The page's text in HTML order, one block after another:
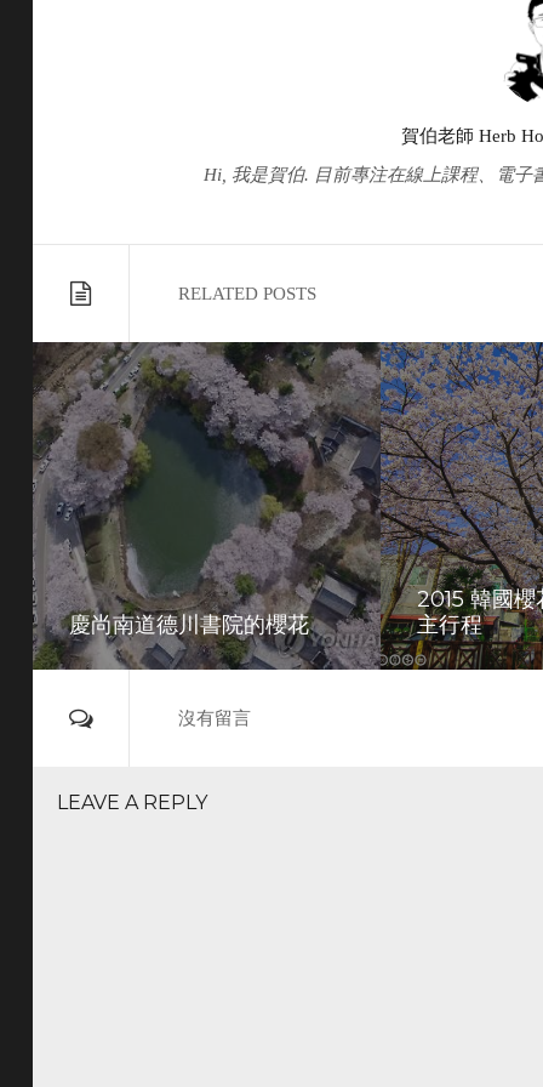
賀伯老師 Herb
Hi, 我是賀伯. 目前專注在線上課程、電子
RELATED POSTS
慶尚南道德川書院的櫻花
2015 韓國
主行程
沒有留言
LEAVE A REPLY